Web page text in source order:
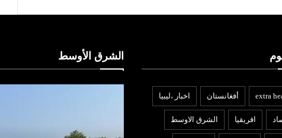
extra أفغانستان اخبار ،ليبيا
افريقيا الشرق الاوسط
الشرق الأوسط